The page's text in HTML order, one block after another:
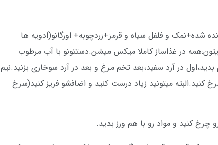
شده+نمك و فلفل سياه و قرمز+زردچوبه+ اورگانو(ادويه ها
در غذاساز كاملا ميكس ميشن.دستتونو با آب مرطوب
در آرد سفید،بعد تخم مرغ و بعد در آرد سوخاری بزنيد.نيم
میتونید زیاد درست کنید و اضافشو فریز کنید(سرخ